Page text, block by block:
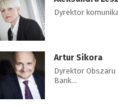
Dyrektor
Artur Sikora
Dyrektor Obszaru
Bank…